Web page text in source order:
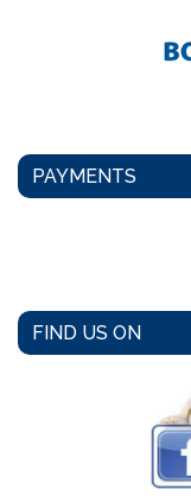
PAYMENTS
FIND US ON